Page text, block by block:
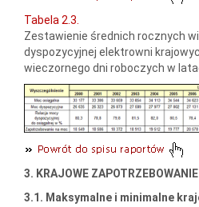
Tabela 2.3.
Zestawienie średnich rocznych
dyspozycyjnej elektrowni
wieczornego dni roboczych w
3. KRAJOWE
3.1. Maksymalne i minimalne